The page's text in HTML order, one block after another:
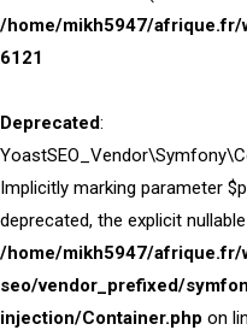
/home/mikh5947/
6121
Deprecated:
Implicitly marking parameter
deprecated, the explicit
/home/mikh5947/
seo/vendor_prefixed/
injection/Container.php on